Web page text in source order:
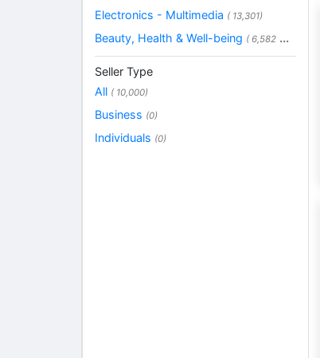
Electronics - Multimedia ( 13,301)
Beauty, Health & Well-being ( 6,582 ...
Seller Type
All ( 10,000)
Business (0)
Individuals (0)